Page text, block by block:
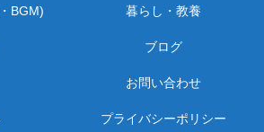
BGM) 暮らし・教養
ブログ
お問い合わせ
プライバシーポリシー